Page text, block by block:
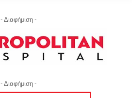
- Διαφήμιση -
- Διαφήμιση -